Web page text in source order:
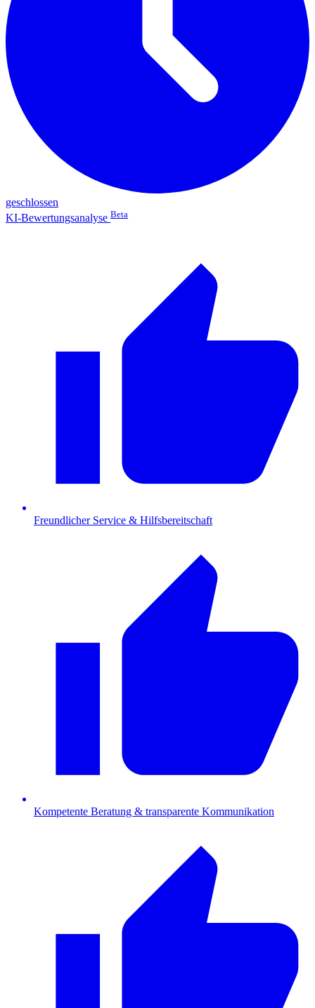
geschlossen
KI-Bewertungsanalyse Beta
Freundlicher Service & Hilfsbereitschaft
Kompetente Beratung & transparente Kommunikation